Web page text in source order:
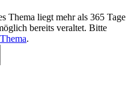
Thema liegt mehr als 365 Tage
bereits veraltet. Bitte
.